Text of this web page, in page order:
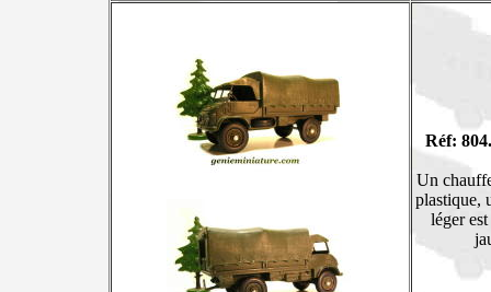
Réf: 804.
Un
plastique,
léger